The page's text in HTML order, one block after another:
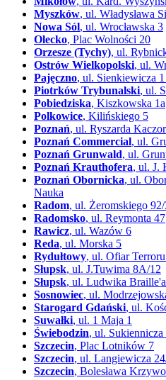
Myszków, ul. Władysława
Nowa Sól, ul. Wrocławska 3
Olecko, Plac Wolności 20
Orzesze (Tychy), ul.
Ostrów Wielkopolski, ul.
Pajęczno, ul. Sienkiewicza
Piotrków Trybunalski, ul.
Pobiedziska, Kiszkowska 1a
Polkowice, Kilińskiego 5
Poznań, ul. Ryszarda
Poznań Commercial, ul.
Poznań Grunwald, ul.
Poznań Krauthofera, ul. J.
Poznań Obornicka, ul.
Nauka
Radom, ul. Żeromskiego
Radomsko, ul. Reymonta 47
Rawicz, ul. Wazów 6
Reda, ul. Morska 5
Rydułtowy, ul. Ofiar
Słupsk, ul. J.Tuwima 8A/12
Słupsk, ul. Ludwika
Sosnowiec, ul.
Starogard Gdański, ul.
Suwałki, ul. 1 Maja 1
Świebodzin, ul. Sukiennicza
Szczecin, Plac Lotników 7
Szczecin, ul. Langiewicza
Szczecin, Bolesława